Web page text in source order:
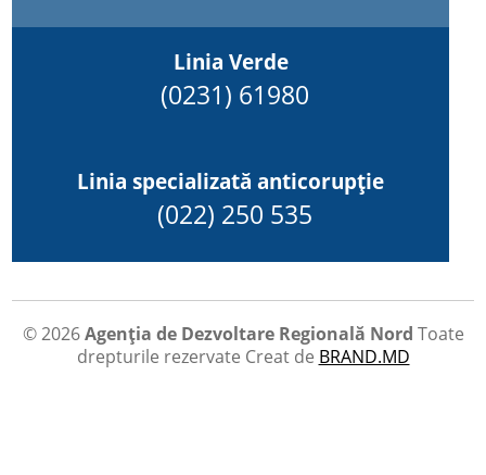
Linia Verde
(0231) 61980
Linia specializată anticorupție
(022) 250 535
© 2026Agenția de Dezvoltare Regională Nord Toate
drepturile rezervate Creat de BRAND.MD